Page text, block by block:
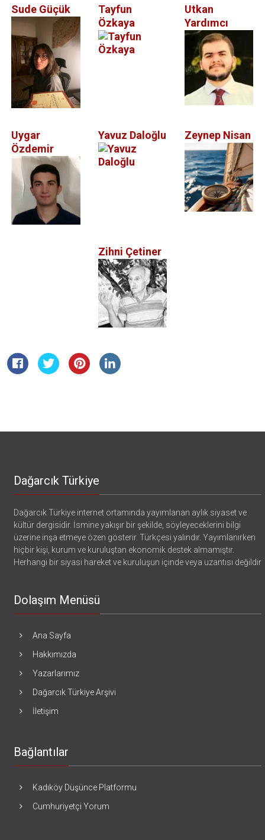
Sude Güçük
Tayfun
Özkaya
Utkan
Yardımcı
Uygar
Özdemir
Yavuz Daloğlu Zeynep Nisan
Zihni Çetiner
Dağarcık Türkiye
Dağarcık Türkiye internet ortamında yayımlanan aylık siyaset ve
kültür dergisidir. İsmine yakışır bir şekilde, söyleyeceklerini bilgi
üzerine inşa etmeye özen gösterir. Türkçesi yalındır. Yayımlanırken
hiçbir kişi, kurum ve kuruluştan ekonomik destek almamıştır.
Herhangi bir siyasi hareket ve kuruluşun içinde veya uzantısı değildir
Dolaşım Menüsü
Ana Sayfa
Hakkımızda
Yazarlarımız
Dağarcık Türkiye Arşivi
İletişim
Bağlantılar
Kadıköy Düşünce Platformu
Cumhuriyetçi Yorum